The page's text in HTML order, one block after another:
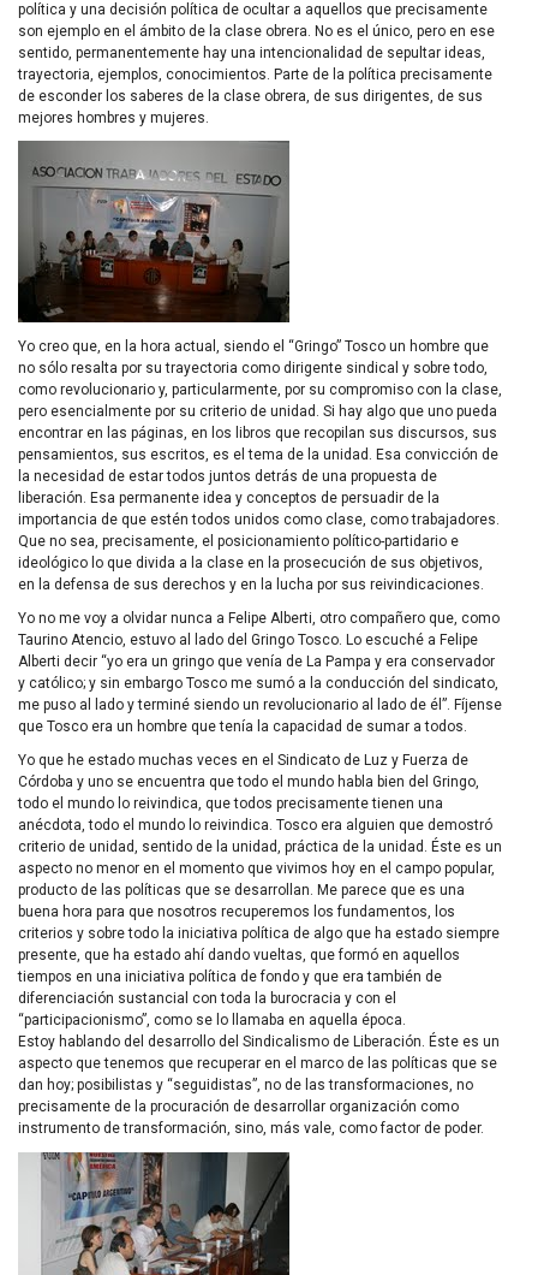
política y una decisión política de ocultar a aquellos que precisamente
son ejemplo en el ámbito de la clase obrera. No es el único, pero en ese
sentido, permanentemente hay una intencionalidad de sepultar ideas,
trayectoria, ejemplos, conocimientos. Parte de la política precisamente
de esconder los saberes de la clase obrera, de sus dirigentes, de sus
mejores hombres y mujeres.
Yo creo que, en la hora actual, siendo el “Gringo” Tosco un hombre que
no sólo resalta por su trayectoria como dirigente sindical y sobre todo,
como revolucionario y, particularmente, por su compromiso con la clase,
pero esencialmente por su criterio de unidad. Si hay algo que uno pueda
encontrar en las páginas, en los libros que recopilan sus discursos, sus
pensamientos, sus escritos, es el tema de la unidad. Esa convicción de
la necesidad de estar todos juntos detrás de una propuesta de
liberación. Esa permanente idea y conceptos de persuadir de la
importancia de que estén todos unidos como clase, como trabajadores.
Que no sea, precisamente, el posicionamiento político-partidario e
ideológico lo que divida a la clase en la prosecución de sus objetivos,
en la defensa de sus derechos y en la lucha por sus reivindicaciones.
Yo no me voy a olvidar nunca a Felipe Alberti, otro compañero que, como
Taurino Atencio, estuvo al lado del Gringo Tosco. Lo escuché a Felipe
Alberti decir “yo era un gringo que venía de La Pampa y era conservador
y católico; y sin embargo Tosco me sumó a la conducción del sindicato,
me puso al lado y terminé siendo un revolucionario al lado de él”. Fíjense
que Tosco era un hombre que tenía la capacidad de sumar a todos.
Yo que he estado muchas veces en el Sindicato de Luz y Fuerza de
Córdoba y uno se encuentra que todo el mundo habla bien del Gringo,
todo el mundo lo reivindica, que todos precisamente tienen una
anécdota, todo el mundo lo reivindica. Tosco era alguien que demostró
criterio de unidad, sentido de la unidad, práctica de la unidad. Éste es un
aspecto no menor en el momento que vivimos hoy en el campo popular,
producto de las políticas que se desarrollan. Me parece que es una
buena hora para que nosotros recuperemos los fundamentos, los
criterios y sobre todo la iniciativa política de algo que ha estado siempre
presente, que ha estado ahí dando vueltas, que formó en aquellos
tiempos en una iniciativa política de fondo y que era también de
diferenciación sustancial con toda la burocracia y con el
“participacionismo”, como se lo llamaba en aquella época.
Estoy hablando del desarrollo del Sindicalismo de Liberación. Éste es un
aspecto que tenemos que recuperar en el marco de las políticas que se
dan hoy; posibilistas y “seguidistas”, no de las transformaciones, no
precisamente de la procuración de desarrollar organización como
instrumento de transformación, sino, más vale, como factor de poder.